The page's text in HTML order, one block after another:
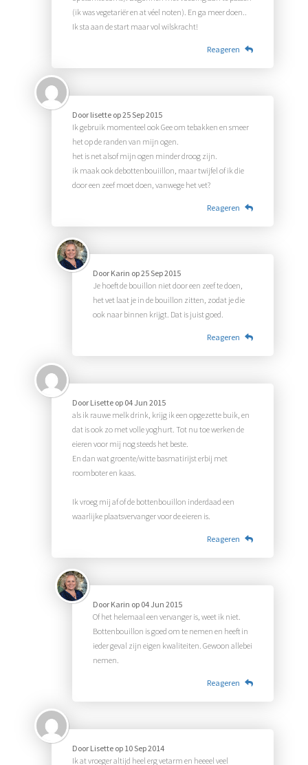
(ik was vegetariër en at véel noten). En ga meer doen..
Ik sta aan de start maar vol wilskracht!
Reageren
Door lisette op25 Sep 2015
Ik gebruik momenteel ook Gee om tebakken en smeer
het op de randen van mijn ogen.
het is net alsof mijn ogen minder droog zijn.
ik maak ook debottenbouiillon, maar twijfel of ik die
door een zeef moet doen, vanwege het vet?
Reageren
Door Karin op25 Sep 2015
Je hoeft de bouillon niet door een zeef te doen,
het vet laat je in de bouillon zitten, zodat je die
ook naar binnen krijgt. Dat is juist goed.
Reageren
Door Lisette op 04 Jun 2015
als ik rauwe melk drink, krijg ik een opgezette buik, en
dat is ook zo met volle yoghurt. Tot nu toe werken de
eieren voor mij nog steeds het beste.
En dan wat groente/witte basmatirijst erbij met
roomboter en kaas.
Ik vroeg mij af of de bottenbouillon inderdaad een
waarlijke plaatsvervanger voor de eieren is.
Reageren
Door Karin op 04 Jun 2015
Of het helemaal een vervanger is, weet ik niet.
Bottenbouillon is goed om te nemen en heeft in
ieder geval zijn eigen kwaliteiten. Gewoon allebei
nemen.
Reageren
Door Lisette op 10 Sep 2014
Ik at vroeger altijd heel erg vetarm en heeeel veel